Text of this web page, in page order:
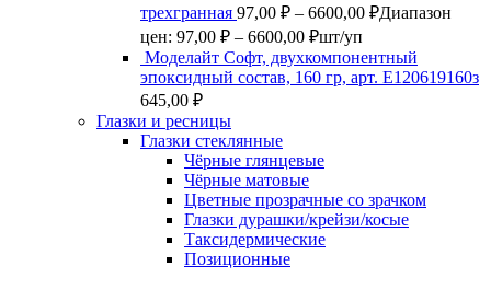
трехгранная 97,00 ₽ – 6600,00 ₽Диапазон
цен: 97,00 ₽ – 6600,00 ₽шт/уп
Моделайт Софт, двухкомпонентный
эпоксидный состав, 160 гр, арт. Е120619160з
645,00 ₽
Глазки и ресницы
Глазки стеклянные
Чёрные глянцевые
Чёрные матовые
Цветные прозрачные со зрачком
Глазки дурашки/крейзи/косые
Таксидермические
Позиционные